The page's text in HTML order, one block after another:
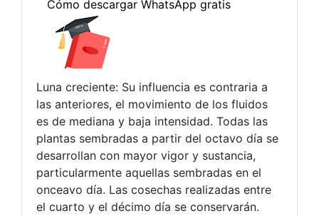
Luna creciente: Su influencia es contraria a
las anteriores, el movimiento de los fluidos
es de mediana y baja intensidad. Todas las
plantas sembradas a partir del octavo día se
desarrollan con mayor vigor y sustancia,
particularmente aquellas sembradas en el
onceavo día. Las cosechas realizadas entre
el cuarto y el décimo día se conservarán.